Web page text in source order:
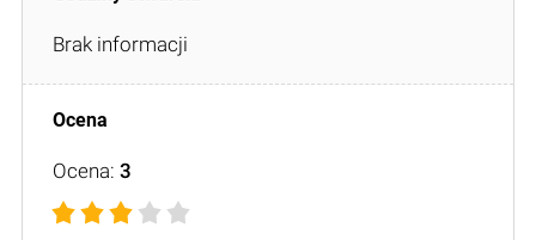
Brak informacji
Ocena: 3